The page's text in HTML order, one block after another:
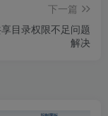
下一篇
目录权限不足问题
解决